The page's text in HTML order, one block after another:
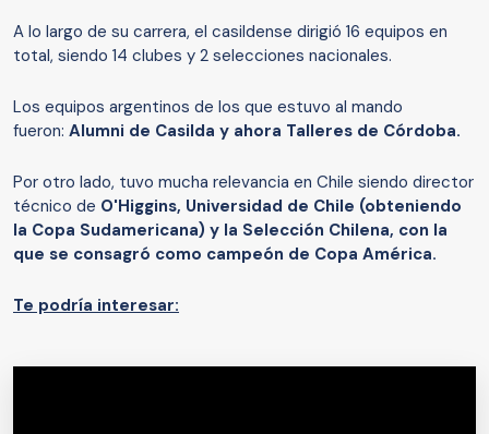
A lo largo de su carrera, el casildense dirigió 16 equipos en
total, siendo 14 clubes y 2 selecciones nacionales.
Los equipos argentinos de los que estuvo al mando
fueron: Alumni de Casilda y ahora Talleres de Córdoba.
Por otro lado, tuvo mucha relevancia en Chile siendo director
técnico de O'Higgins, Universidad de Chile (obteniendo
la Copa Sudamericana) y la Selección Chilena, con la
que se consagró como campeón de Copa América.
Te podría interesar: